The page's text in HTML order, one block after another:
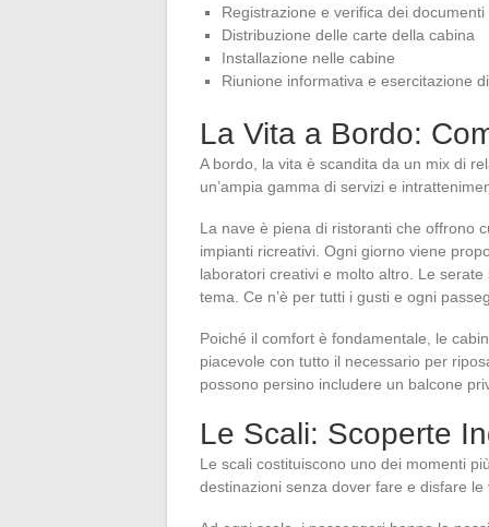
Registrazione e verifica dei documenti
Distribuzione delle carte della cabina
Installazione nelle cabine
Riunione informativa e esercitazione
La Vita a Bordo:
A bordo, la vita è scandita da un mix di
un’ampia gamma di servizi e
La nave è piena di ristoranti che offrono
impianti ricreativi. Ogni giorno viene
laboratori creativi e molto altro. Le
tema. Ce n’è per tutti i gusti e ogni
Poiché il comfort è fondamentale, le
piacevole con tutto il necessario per
possono persino includere un balcone
Le Scali: Scoperte
Le scali costituiscono uno dei momenti
destinazioni senza dover fare e disfare le